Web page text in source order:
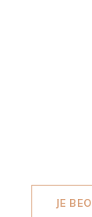
JE